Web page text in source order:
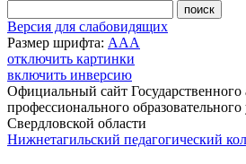
Версия для слабовидящих
Размер шрифта: AAA
отключить картинки
включить инверсию
Официальный сайт Государственного
профессионального
Свердловской области
Нижнетагильский педагогический